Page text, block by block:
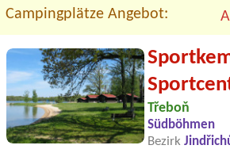
Campingplätze Angebot:
Třeboň
Südböhmen
Bezirk